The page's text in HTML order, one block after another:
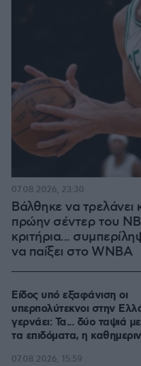
Βάλθηκε να
πρώην σέντερ του
κριτήρια...
να παίξει στο WNBA
07.08.2026, 23:30
Είδος υπό εξαφάνιση οι
υπερπολύτεκνοι στην
γερνάει: Τα... δύο ταψιά
τα επιδόματα, η
07.08.2026, 15:59